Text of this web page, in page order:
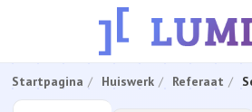
Startpagina Huiswerk Referaat